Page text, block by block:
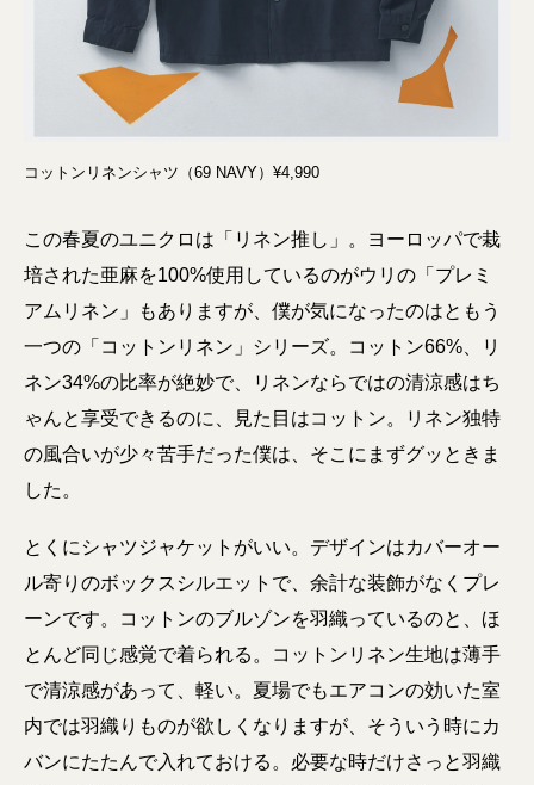
コットンリネンシャツ（69 NAVY）¥4,990
この春夏のユニクロは「リネン推し」。ヨーロッパで栽
培された亜麻を100%使用しているのがウリの「プレミ
アムリネン」もありますが、僕が気になったのはともう
一つの「コットンリネン」シリーズ。コットン66%、リ
ネン34%の比率が絶妙で、リネンならではの清涼感はち
ゃんと享受できるのに、見た目はコットン。リネン独特
の風合いが少々苦手だった僕は、そこにまずグッときま
した。
とくにシャツジャケットがいい。デザインはカバーオー
ル寄りのボックスシルエットで、余計な装飾がなくプレ
ーンです。コットンのブルゾンを羽織っているのと、ほ
とんど同じ感覚で着られる。コットンリネン生地は薄手
で清涼感があって、軽い。夏場でもエアコンの効いた室
内では羽織りものが欲しくなりますが、そういう時にカ
バンにたたんで入れておける。必要な時だけさっと羽織